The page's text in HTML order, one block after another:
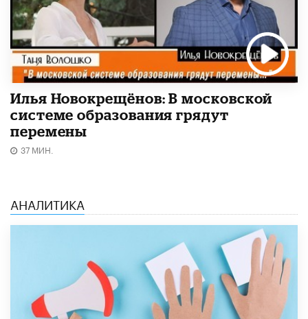
Илья Новокрещёнов: В московской
системе образования грядут
перемены
37 МИН.
АНАЛИТИКА